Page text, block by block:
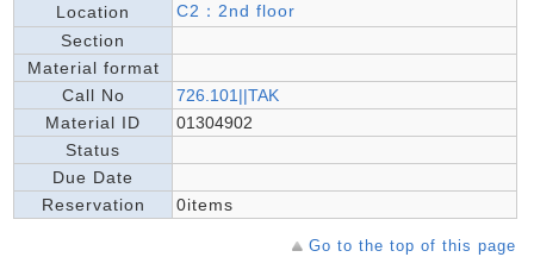
Location
C2：2nd floor
Section
Material format
Call No
726.101||TAK
Material ID
01304902
Status
Due Date
Reservation
0items
Go to the top of this page